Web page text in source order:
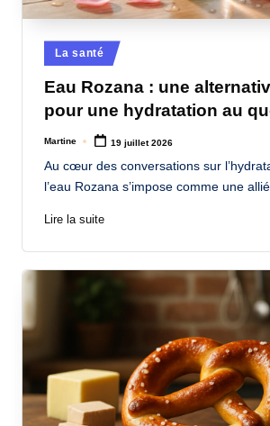
Posted
in
La santé
Eau Rozana : une
pour une hydratation au
Posted
Martine 19 juillet 2026
Au cœur des conversations sur
l’eau Rozana s’impose comme une
Lire la suite